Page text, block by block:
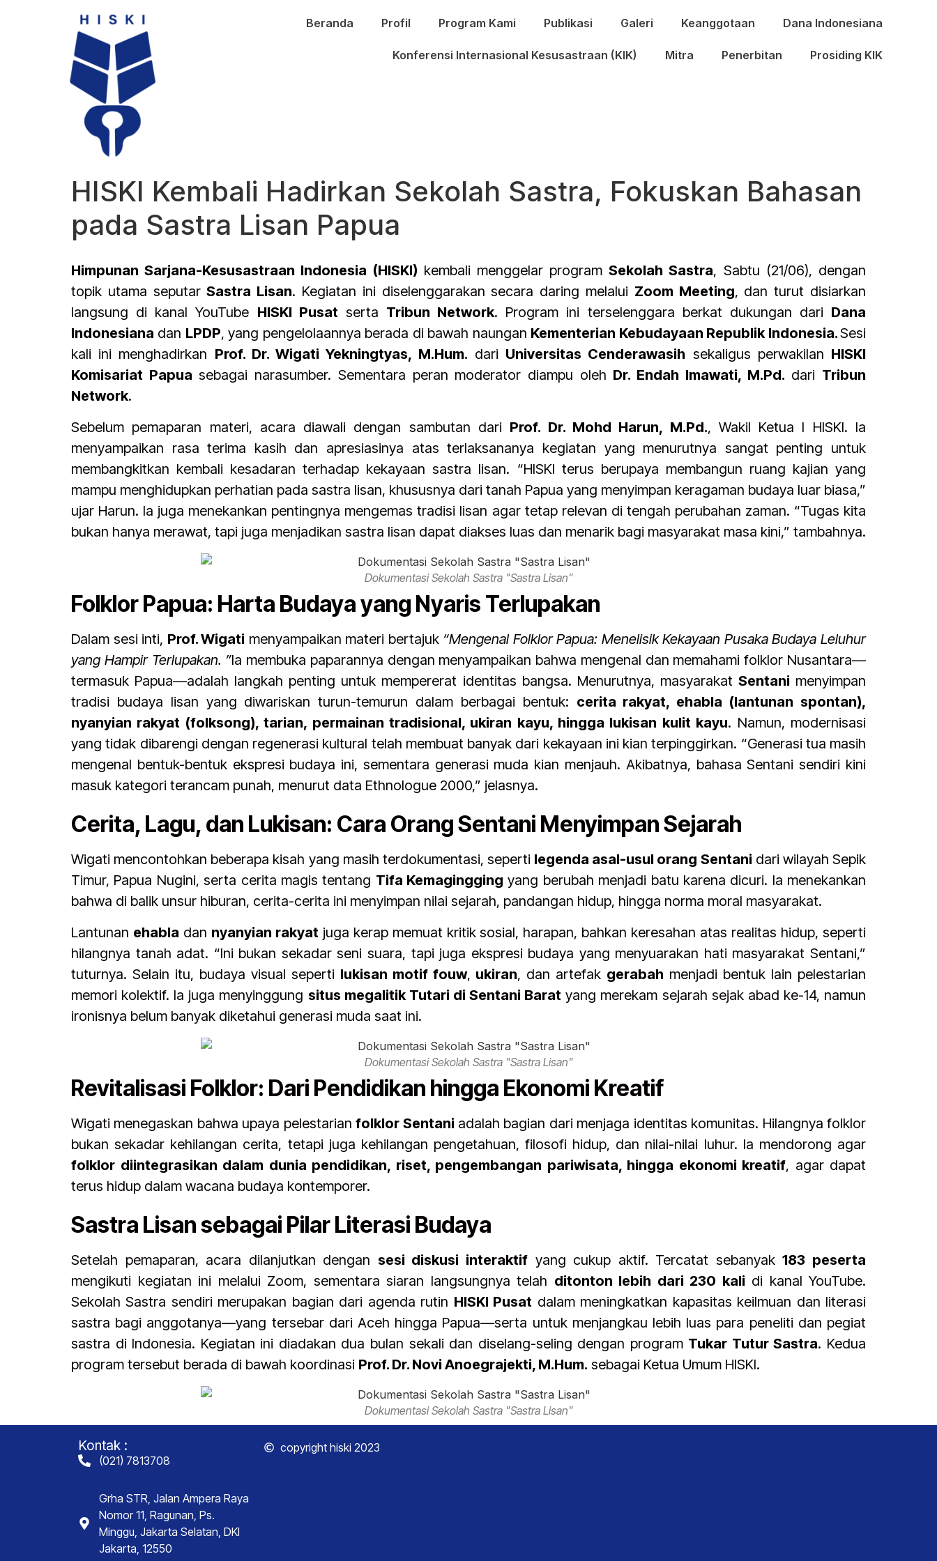
Beranda Profil Program Kami Publikasi Galeri Keanggotaan Dana Indonesiana
Konferensi Internasional Kesusastraan (KIK) Mitra Penerbitan Prosiding KIK
HISKI Kembali Hadirkan Sekolah Sastra, Fokuskan Bahasan
pada Sastra Lisan Papua
Himpunan Sarjana-Kesusastraan Indonesia (HISKI) kembali menggelar programSekolah Sastra, Sabtu (21/06), dengan
topik utama seputarSastra Lisan. Kegiatan ini diselenggarakan secara daring melalui Zoom Meeting, dan turut disiarkan
langsung di kanal YouTube HISKI Pusatserta Tribun Network. Program ini terselenggara berkat dukungan dari Dana
Indonesiana dan LPDP, yang pengelolaannya berada di bawah naungan Kementerian Kebudayaan Republik Indonesia.Sesi
kali ini menghadirkan Prof. Dr. Wigati Yekningtyas, M.Hum. dari Universitas Cenderawasih sekaligus perwakilan HISKI
Komisariat Papua sebagai narasumber. Sementara peran moderator diampu oleh Dr. Endah Imawati, M.Pd. dari Tribun
Network.
Sebelum pemaparan materi, acara diawali dengan sambutan dari Prof. Dr. Mohd Harun, M.Pd., Wakil Ketua I HISKI. Ia
menyampaikan rasa terima kasih dan apresiasinya atas terlaksananya kegiatan yang menurutnya sangat penting untuk
membangkitkan kembali kesadaran terhadap kekayaan sastra lisan. “HISKI terus berupaya membangun ruang kajian yang
mampu menghidupkan perhatian pada sastra lisan, khususnya dari tanah Papua yang menyimpan keragaman budaya luar biasa,”
ujar Harun. Ia juga menekankan pentingnya mengemas tradisi lisan agar tetap relevan di tengah perubahan zaman. “Tugas kita
bukan hanya merawat, tapi juga menjadikan sastra lisan dapat diakses luas dan menarik bagi masyarakat masa kini,” tambahnya.
Dokumentasi Sekolah Sastra "Sastra Lisan"
Folklor Papua: Harta Budaya yang Nyaris Terlupakan
Dalam sesi inti, Prof. Wigati menyampaikan materi bertajuk “Mengenal Folklor Papua: Menelisik Kekayaan Pusaka Budaya Leluhur
yang Hampir Terlupakan. ”Ia membuka paparannya dengan menyampaikan bahwa mengenal dan memahami folklor Nusantara—
termasuk Papua—adalah langkah penting untuk mempererat identitas bangsa. Menurutnya, masyarakat Sentani menyimpan
tradisi budaya lisan yang diwariskan turun-temurun dalam berbagai bentuk: cerita rakyat, ehabla (lantunan spontan),
nyanyian rakyat (folksong), tarian, permainan tradisional, ukiran kayu, hingga lukisan kulit kayu. Namun, modernisasi
yang tidak dibarengi dengan regenerasi kultural telah membuat banyak dari kekayaan ini kian terpinggirkan. “Generasi tua masih
mengenal bentuk-bentuk ekspresi budaya ini, sementara generasi muda kian menjauh. Akibatnya, bahasa Sentani sendiri kini
masuk kategori terancam punah, menurut data Ethnologue 2000,” jelasnya.
Cerita, Lagu, dan Lukisan: Cara Orang Sentani Menyimpan Sejarah
Wigati mencontohkan beberapa kisah yang masih terdokumentasi, seperti legenda asal-usul orang Sentani dari wilayah Sepik
Timur, Papua Nugini, serta cerita magis tentang Tifa Kemagingging yang berubah menjadi batu karena dicuri. Ia menekankan
bahwa di balik unsur hiburan, cerita-cerita ini menyimpan nilai sejarah, pandangan hidup, hingga norma moral masyarakat.
Lantunan ehabla dan nyanyian rakyat juga kerap memuat kritik sosial, harapan, bahkan keresahan atas realitas hidup, seperti
hilangnya tanah adat. “Ini bukan sekadar seni suara, tapi juga ekspresi budaya yang menyuarakan hati masyarakat Sentani,”
tuturnya. Selain itu, budaya visual seperti lukisan motif fouw, ukiran, dan artefak gerabah menjadi bentuk lain pelestarian
memori kolektif. Ia juga menyinggung situs megalitik Tutari di Sentani Barat yang merekam sejarah sejak abad ke-14, namun
ironisnya belum banyak diketahui generasi muda saat ini.
Dokumentasi Sekolah Sastra "Sastra Lisan"
Revitalisasi Folklor: Dari Pendidikan hingga Ekonomi Kreatif
Wigati menegaskan bahwa upaya pelestarianfolklor Sentani adalah bagian dari menjaga identitas komunitas. Hilangnya folklor
bukan sekadar kehilangan cerita, tetapi juga kehilangan pengetahuan, filosofi hidup, dan nilai-nilai luhur. Ia mendorong agar
folklor diintegrasikan dalam dunia pendidikan, riset, pengembangan pariwisata, hingga ekonomi kreatif, agar dapat
terus hidup dalam wacana budaya kontemporer.
Sastra Lisan sebagai Pilar Literasi Budaya
Setelah pemaparan, acara dilanjutkan dengan sesi diskusi interaktif yang cukup aktif. Tercatat sebanyak183 peserta
mengikuti kegiatan ini melalui Zoom, sementara siaran langsungnya telah ditonton lebih dari 230 kali di kanal YouTube.
Sekolah Sastra sendiri merupakan bagian dari agenda rutin HISKI Pusat dalam meningkatkan kapasitas keilmuan dan literasi
sastra bagi anggotanya—yang tersebar dari Aceh hingga Papua—serta untuk menjangkau lebih luas para peneliti dan pegiat
sastra di Indonesia. Kegiatan ini diadakan dua bulan sekali dan diselang-seling dengan program Tukar Tutur Sastra. Kedua
program tersebut berada di bawah koordinasi Prof. Dr. Novi Anoegrajekti, M.Hum. sebagai Ketua Umum HISKI.
Dokumentasi Sekolah Sastra "Sastra Lisan"
Kontak :
(021) 7813708
Grha STR, Jalan Ampera Raya
Nomor 11, Ragunan, Ps.
Minggu, Jakarta Selatan, DKI
Jakarta, 12550
copyright hiski 2023